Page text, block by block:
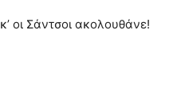
οι Σάντσοι ακολουθάνε!